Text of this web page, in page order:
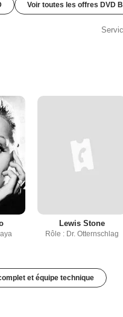
Voir toutes les offres DVD
Lewis Stone
Rôle : Dr. Otternschlag
et équipe technique